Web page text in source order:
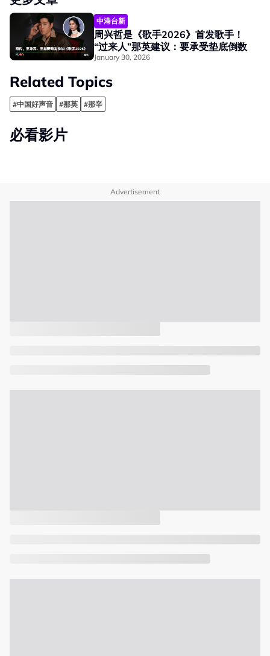
中港台新
周兴哲是《歌手2026》首发歌手！
“过来人”那英建议：要承受垫底倒数
January 30, 2026
Related Topics
#中国好声音 #那英 #那辛
必看影片
Advertisement